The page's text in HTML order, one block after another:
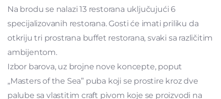
Na brodu se nalazi 13 restorana uključujući 6
specijalizovanih restorana. Gosti će imati priliku da
otkriju tri prostrana buffet restorana, svaki sa različitim
ambijentom.
Izbor barova, uz brojne nove koncepte, poput
„Masters of the Sea” puba koji se prostire kroz dve
palube sa vlastitim craft pivom koje se proizvodi na